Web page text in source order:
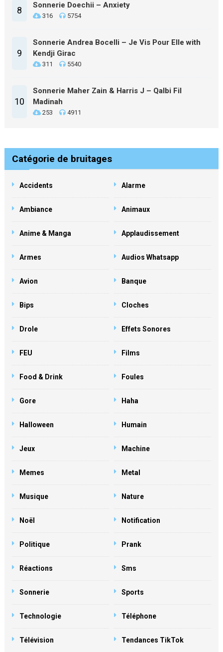
8 Sonnerie Doechii – Anxiety
316 5754
9
Sonnerie Andrea Bocelli – Je Vis Pour Elle with
Kendji Girac
311 5540
10
Sonnerie Maher Zain & Harris J – Qalbi Fil
Madinah
253 4911
Catégorie de bruitages
Accidents Alarme
Ambiance Animaux
Anime & Manga Applaudissement
Armes Audios Whatsapp
Avion Banque
Bips Cloches
Drole Effets Sonores
FEU Films
Food & Drink Foules
Gore Haha
Halloween Humain
Jeux Machine
Memes Metal
Musique Nature
Noël Notification
Politique Prank
Réactions Sms
Sonnerie Sports
Technologie Téléphone
Télévision Tendances TikTok